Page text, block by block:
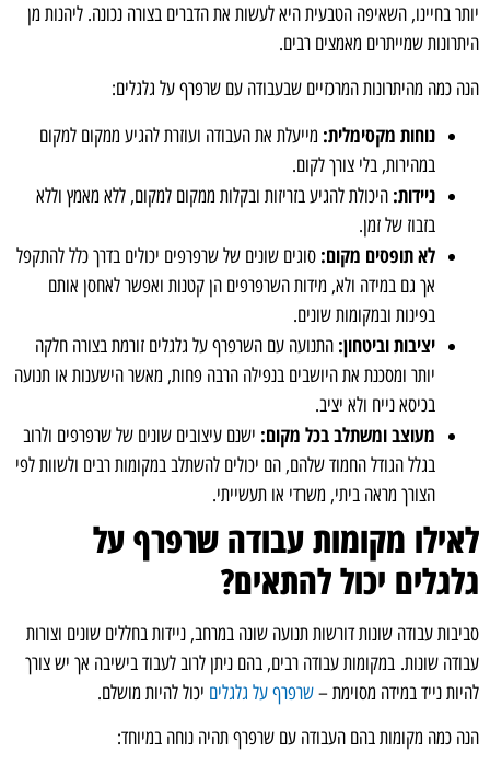
יותר בחיינו, השאיפה הטבעית היא לעשות את הדברים בצורה נכונה. ליהנות מן
היתרונות שמייתרים מאמצים רבים.
הנה כמה מהיתרונות המרכזיים שבעבודה עם שרפרף על גלגלים:
נוחות מקסימלית: מייעלת את העבודה ועוזרת להגיע ממקום למקום
במהירות, בלי צורך לקום.
ניידות: היכולת להגיע בזריזות ובקלות ממקום למקום, ללא מאמץ וללא
בזבוז של זמן.
לא תופסים מקום: סוגים שונים של שרפרפים יכולים בדרך כלל להתקפל
אך גם במידה ולא, מידות השרפרפים הן קטנות ואפשר לאחסן אותם
בפינות ובמקומות שונים.
יציבות וביטחון: התנועה עם השרפרף על גלגלים זורמת בצורה חלקה
יותר ומסכנת את היושבים בנפילה הרבה פחות, מאשר הישענות או תנועה
בכיסא נייח ולא יציב.
מעוצב ומשתלב בכל מקום: ישנם עיצובים שונים של שרפרפים ולרוב
בגלל הגודל החמוד שלהם, הם יכולים להשתלב במקומות רבים ולשוות לפי
הצורך מראה ביתי, משרדי או תעשייתי.
לאילו מקומות עבודה שרפרף על
גלגלים יכול להתאים?
סביבות עבודה שונות דורשות תנועה שונה במרחב, ניידות בחללים שונים וצורות
עבודה שונות. במקומות עבודה רבים, בהם ניתן לרוב לעבוד בישיבה אך יש צורך
להיות נייד במידה מסוימת –שרפרף על גלגלים יכול להיות מושלם.
הנה כמה מקומות בהם העבודה עם שרפרף תהיה נוחה במיוחד: